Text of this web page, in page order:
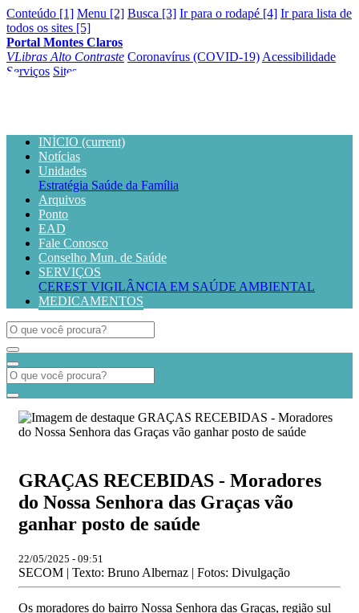
Conteúdo [1] Menu [2] Busca [3] Ir para o rodapé [4] Ir para lista de
todos os sites [5]
Portal Montes Claros
VLibras Alto Contraste Coronavírus (COVID-19) Acessibilidade
Serviços Sites
INÍCIO (current)
Notícias
Unidades
Estratégia Saúde da Família
Arquivos
Ponto
EAD
Fale Conosco
Conselho Mun. de Saúde
SERVIÇOS
CEREST VIGILÂNCIA EM SAÚDE AMBIENTAL
MEDICAMENTOS
GRAÇAS RECEBIDAS - Moradores
do Nossa Senhora das Graças vão
ganhar posto de saúde
22/05/2025 - 09:51
SECOM | Texto: Bruno Albernaz | Fotos: Divulgação
Os moradores do bairro Nossa Senhora das Graças, região sul